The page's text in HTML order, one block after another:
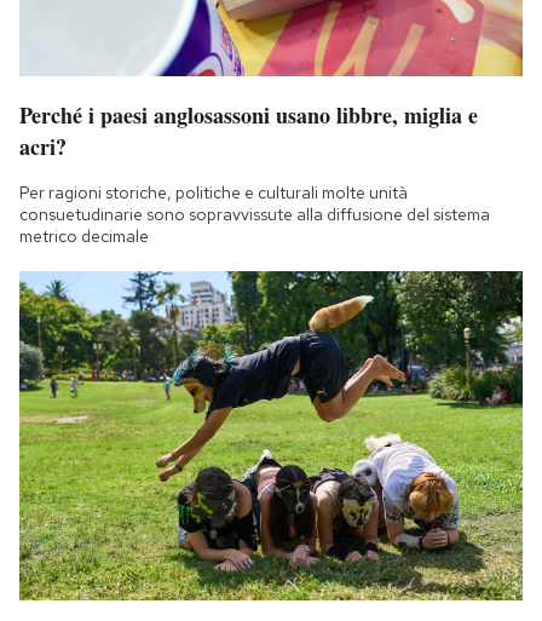
Perché i paesi anglosassoni usano libbre, miglia e
acri?
Per ragioni storiche, politiche e culturali molte unità
consuetudinarie sono sopravvissute alla diffusione del sistema
metrico decimale